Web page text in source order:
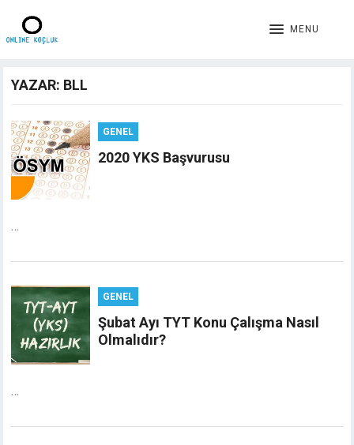
MENU
YAZAR: BLL
GENEL
2020 YKS Başvurusu
…
GENEL
Şubat Ayı TYT Konu Çalışma Nasıl
Olmalıdır?
…